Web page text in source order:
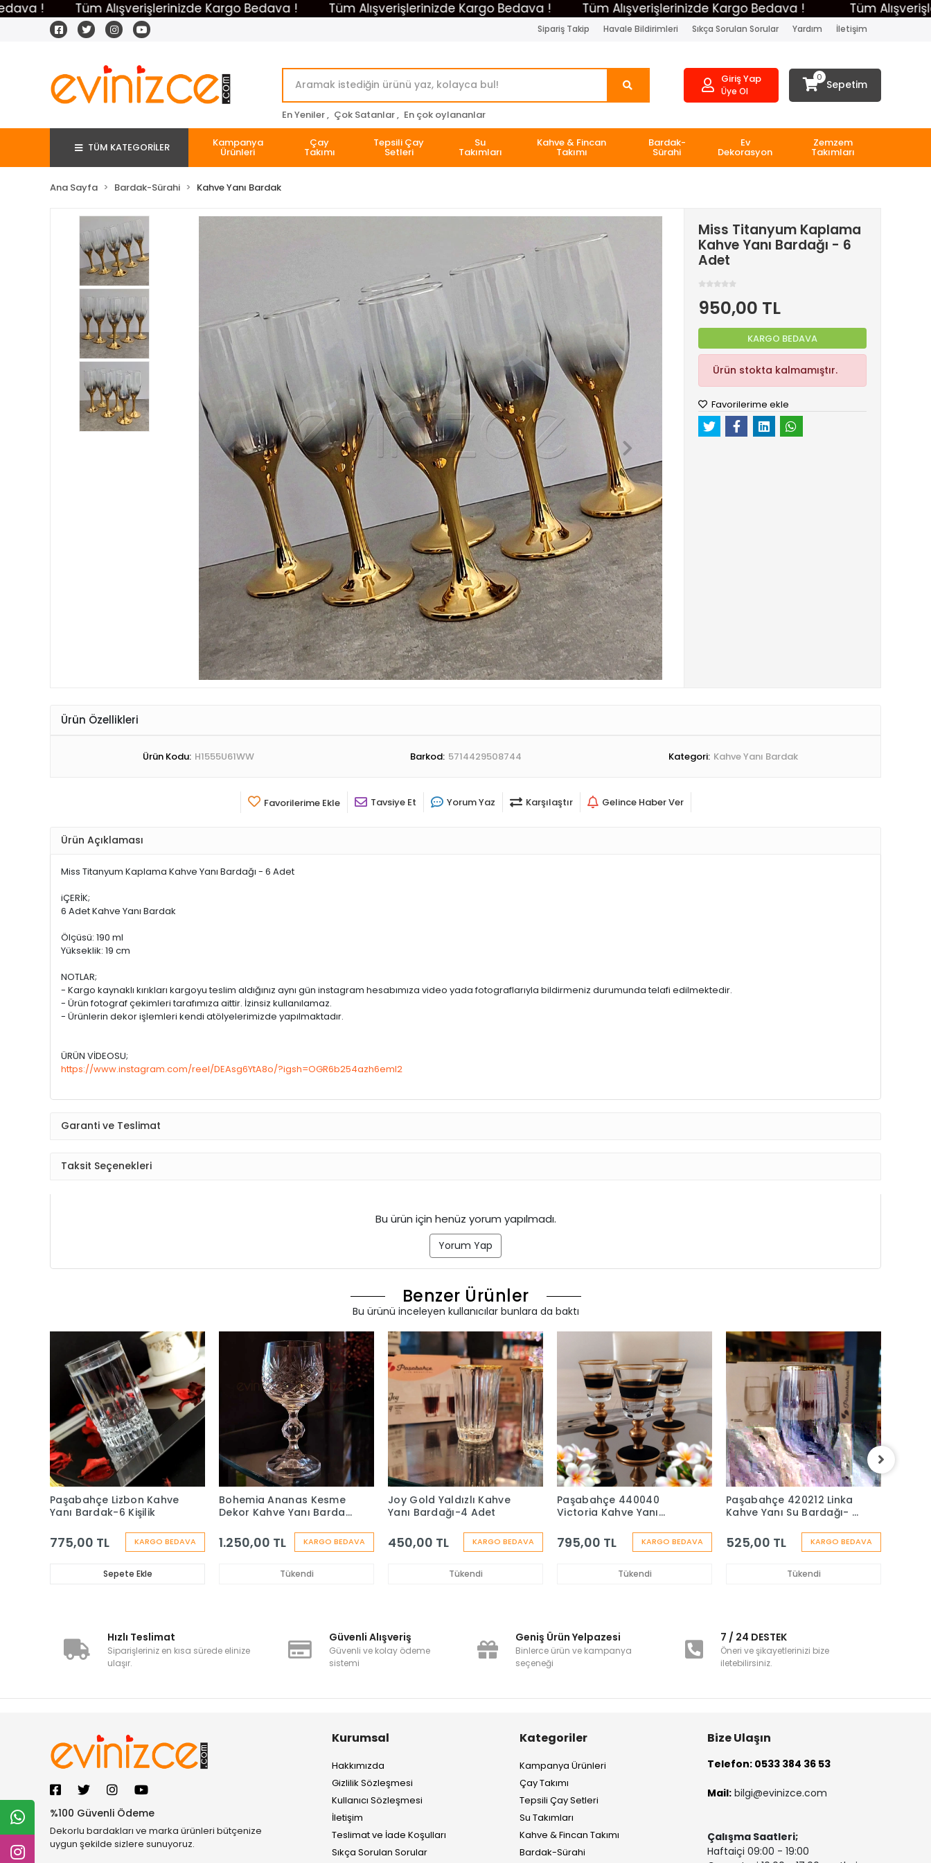
Tüm Alışverişlerinizde Kargo Bedava ! Tüm Alışverişlerinizde Kargo Bedava ! Tüm Alışverişlerinizde Kargo Bedava ! Tüm
Sipariş Takip Havale Bildirimleri Sıkça Sorulan Sorular Yardım İletişim
En Yeniler , Çok Satanlar , En çok oylananlar
Giriş Yap
Üye Ol
0
Sepetim
TÜM KATEGORİLER Kampanya
Ürünleri
Çay
Takımı
Tepsili Çay
Setleri
Su
Takımları
Kahve & Fincan
Takımı
Bardak-
Sürahi
Ev
Dekorasyon
Zemzem
Takımları
Ana Sayfa Bardak-Sürahi Kahve Yanı Bardak
Miss Titanyum Kaplama
Kahve Yanı Bardağı - 6
Adet
950,00 TL
KARGO BEDAVA
Ürün stokta kalmamıştır.
Favorilerime ekle
Ürün Özellikleri
Ürün Kodu: H1555U61WW Barkod: 5714429508744 Kategori: Kahve Yanı Bardak
Favorilerime Ekle Tavsiye Et Yorum Yaz Karşılaştır Gelince Haber Ver
Ürün Açıklaması
Miss Titanyum Kaplama Kahve Yanı Bardağı - 6 Adet
iÇERİK;
6 Adet Kahve Yanı Bardak
Ölçüsü: 190 ml
Yükseklik: 19 cm
NOTLAR;
- Kargo kaynaklı kırıkları kargoyu teslim aldığınız aynı gün instagram hesabımıza video yada fotograflarıyla bildirmeniz durumunda telafi edilmektedir.
- Ürün fotograf çekimleri tarafımıza aittir. İzinsiz kullanılamaz.
- Ürünlerin dekor işlemleri kendi atölyelerimizde yapılmaktadır.
ÜRÜN VİDEOSU;
https://www.instagram.com/reel/DEAsg6YtA8o/?igsh=OGR6b254azh6emI2
Garanti ve Teslimat
Taksit Seçenekleri
Bu ürün için henüz yorum yapılmadı.
Yorum Yap
Benzer Ürünler
Bu ürünü inceleyen kullanıcılar bunlara da baktı
KARGO BEDAVA
Paşabahçe Lizbon Kahve
Yanı Bardak-6 Kişilik
775,00 TL
Sepete Ekle
KARGO BEDAVA
Bohemia Ananas Kesme
Dekor Kahve Yanı Bardak
1.250,00 TL
Tükendi
KARGO BEDAVA
Joy Gold Yaldızlı Kahve
Yanı Bardağı-4 Adet
450,00 TL
Tükendi
KARGO BEDAVA
Paşabahçe 440040
Victoria Kahve Yanı
795,00 TL
Tükendi
KARGO BEDAVA
Paşabahçe 420212 Linka
Kahve Yanı Su Bardağı- 6
525,00 TL
Tükendi
Hızlı Teslimat
Siparişleriniz en kısa sürede elinize
ulaşır.
Güvenli Alışveriş
Güvenli ve kolay ödeme
sistemi
Geniş Ürün Yelpazesi
Binlerce ürün ve kampanya
seçeneği
7 / 24 DESTEK
Öneri ve şikayetlerinizi bize
iletebilirsiniz.
%100 Güvenli Ödeme
Dekorlu bardakları ve marka ürünleri bütçenize
uygun şekilde sizlere sunuyoruz.
Kurumsal
Hakkımızda
Gizlilik Sözleşmesi
Kullanıcı Sözleşmesi
İletişim
Teslimat ve İade Koşulları
Sıkça Sorulan Sorular
Kategoriler
Kampanya Ürünleri
Çay Takımı
Tepsili Çay Setleri
Su Takımları
Kahve & Fincan Takımı
Bardak-Sürahi
Bize Ulaşın
Telefon: 0533 384 36 53
Mail: bilgi@evinizce.com
Çalışma Saatleri;
Haftaiçi 09:00 - 19:00